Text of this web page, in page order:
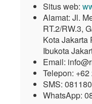
Situs web:
Alamat: Jl.
RT.2/RW.3,
Kota Jakarta
Ibukota
Email:
Telepon: +62
SMS:
WhatsApp: